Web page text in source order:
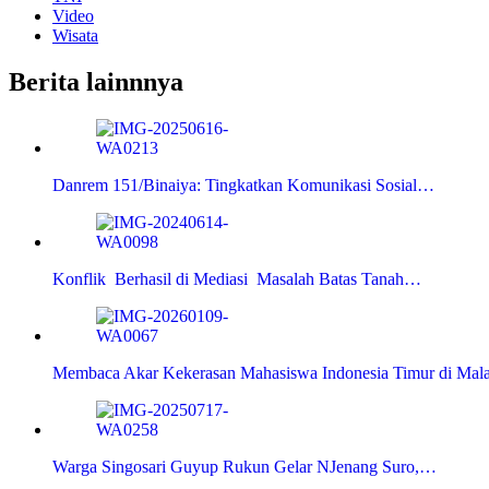
Video
Wisata
Berita lainnnya
Danrem 151/Binaiya: Tingkatkan Komunikasi Sosial…
Konflik Berhasil di Mediasi Masalah Batas Tanah…
Membaca Akar Kekerasan Mahasiswa Indonesia Timur di
Warga Singosari Guyup Rukun Gelar NJenang Suro,…